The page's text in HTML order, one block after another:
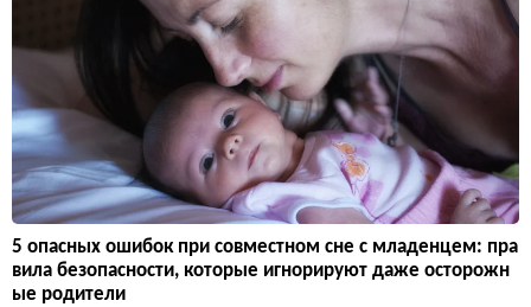
5 опасных ошибок при совместном сне с младенцем: пра
вила безопасности, которые игнорируют даже осторожн
ые родители